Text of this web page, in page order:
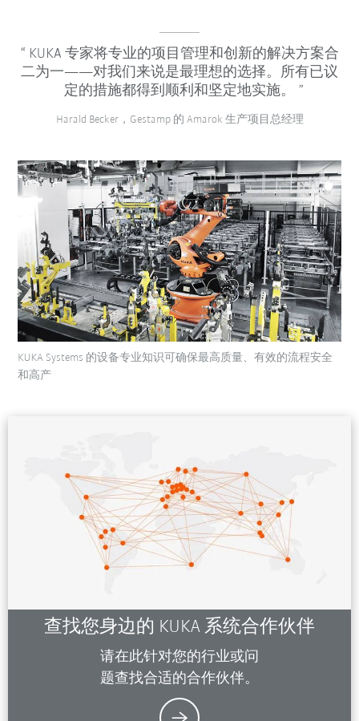
KUKA 专家将专业的项目管理和创新的解决方案合
二为一——对我们来说是最理想的选择。所有已议
定的措施都得到顺利和坚定地实施。
Harald Becker，Gestamp 的 Amarok 生产项目总经理
KUKA Systems 的设备专业知识可确保最高质量、有效的流程安全
和高产
查找您身边的 KUKA 系统合作伙伴
请在此针对您的行业或问
题查找合适的合作伙伴。